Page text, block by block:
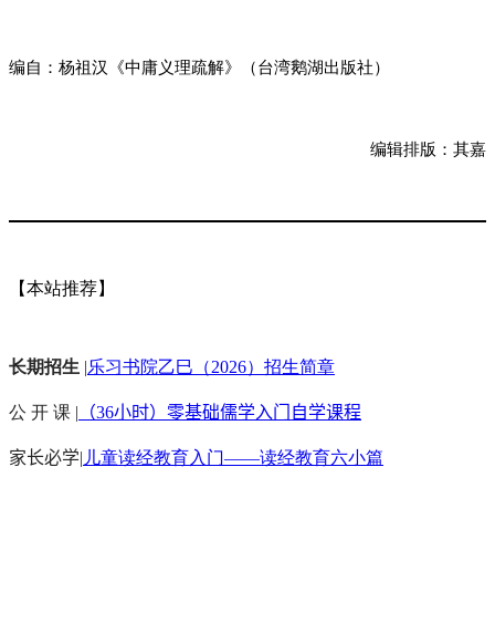
编自：杨祖汉《中庸义理疏解》（台湾鹅湖出版社）
编辑排版：其嘉
【本站推荐】
长期招生 |乐习书院乙巳（2026）招生简章
公 开 课 | （36小时）零基础儒学入门自学课程
家长必学| 儿童读经教育入门——读经教育六小篇